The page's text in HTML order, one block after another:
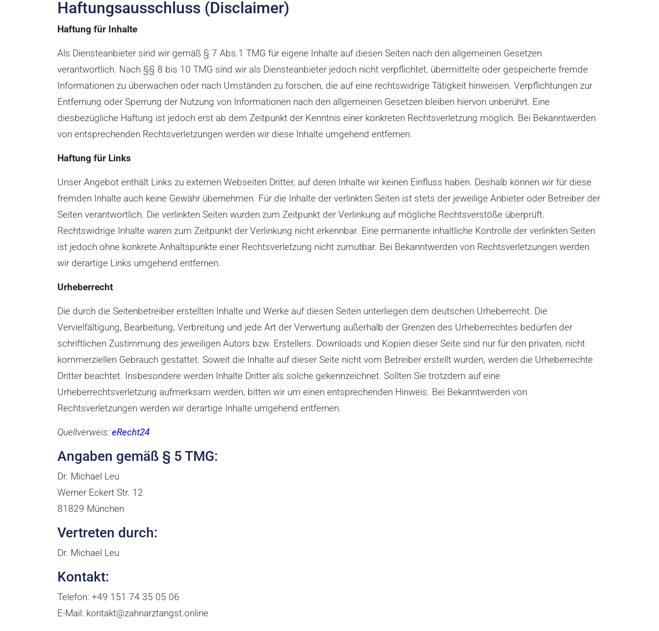
Haftungsausschluss (Disclaimer)
Haftung für Inhalte
Als Diensteanbieter sind wir gemäß § 7 Abs.1 TMG für eigene Inhalte auf diesen Seiten nach den allgemeinen Gesetzen
verantwortlich. Nach §§ 8 bis 10 TMG sind wir als Diensteanbieter jedoch nicht verpflichtet, übermittelte oder gespeicherte fremde
Informationen zu überwachen oder nach Umständen zu forschen, die auf eine rechtswidrige Tätigkeit hinweisen. Verpflichtungen zur
Entfernung oder Sperrung der Nutzung von Informationen nach den allgemeinen Gesetzen bleiben hiervon unberührt. Eine
diesbezügliche Haftung ist jedoch erst ab dem Zeitpunkt der Kenntnis einer konkreten Rechtsverletzung möglich. Bei Bekanntwerden
von entsprechenden Rechtsverletzungen werden wir diese Inhalte umgehend entfernen.
Haftung für Links
Unser Angebot enthält Links zu externen Webseiten Dritter, auf deren Inhalte wir keinen Einfluss haben. Deshalb können wir für diese
fremden Inhalte auch keine Gewähr übernehmen. Für die Inhalte der verlinkten Seiten ist stets der jeweilige Anbieter oder Betreiber der
Seiten verantwortlich. Die verlinkten Seiten wurden zum Zeitpunkt der Verlinkung auf mögliche Rechtsverstöße überprüft.
Rechtswidrige Inhalte waren zum Zeitpunkt der Verlinkung nicht erkennbar. Eine permanente inhaltliche Kontrolle der verlinkten Seiten
ist jedoch ohne konkrete Anhaltspunkte einer Rechtsverletzung nicht zumutbar. Bei Bekanntwerden von Rechtsverletzungen werden
wir derartige Links umgehend entfernen.
Urheberrecht
Die durch die Seitenbetreiber erstellten Inhalte und Werke auf diesen Seiten unterliegen dem deutschen Urheberrecht. Die
Vervielfältigung, Bearbeitung, Verbreitung und jede Art der Verwertung außerhalb der Grenzen des Urheberrechtes bedürfen der
schriftlichen Zustimmung des jeweiligen Autors bzw. Erstellers. Downloads und Kopien dieser Seite sind nur für den privaten, nicht
kommerziellen Gebrauch gestattet. Soweit die Inhalte auf dieser Seite nicht vom Betreiber erstellt wurden, werden die Urheberrechte
Dritter beachtet. Insbesondere werden Inhalte Dritter als solche gekennzeichnet. Sollten Sie trotzdem auf eine
Urheberrechtsverletzung aufmerksam werden, bitten wir um einen entsprechenden Hinweis. Bei Bekanntwerden von
Rechtsverletzungen werden wir derartige Inhalte umgehend entfernen.
Quellverweis: eRecht24
Angaben gemäß § 5 TMG:
Dr. Michael Leu
Werner Eckert Str. 12
81829 München
Vertreten durch:
Dr. Michael Leu
Kontakt:
Telefon: +49 151 74 35 05 06
E-Mail: kontakt@zahnarztangst.online